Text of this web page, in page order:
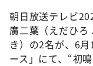
ポツンと一軒
ザキ山小屋本
ぺこぱのまる
朝日放送テレビ
廣二葉（えだひろ
き）の2名が、6
ース」にて、“初